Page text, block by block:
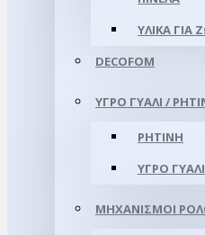
ΥΛΙΚΆ ΓΙΑ
DECOFOM
ΥΓΡΌ ΓΥΑΛΊ /
ΡΗΤΊΝΗ
ΥΓΡΌ ΓΥΑΛΊ
ΜΗΧΑΝΙΣΜΟΊ